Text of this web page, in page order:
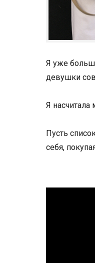
Я уже
девушки
Я насчитала
Пусть
себя,